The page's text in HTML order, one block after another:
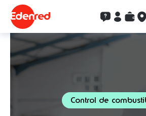
Contacto
Clientes
Saldo
Control de